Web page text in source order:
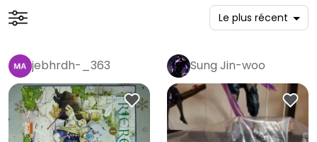
jebhrdh-_363 Sung Jin-woo